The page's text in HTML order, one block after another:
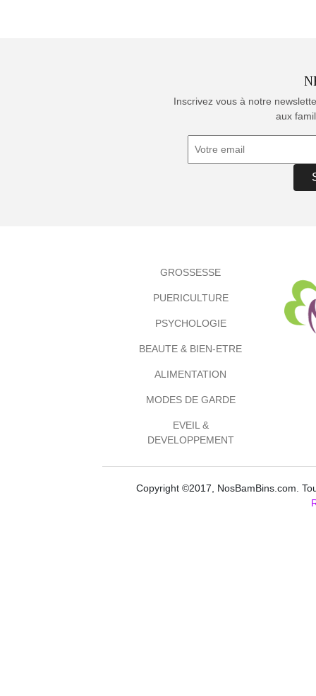
Inscrivez vous à notre
aux
GROSSESSE
PUERICULTURE
PSYCHOLOGIE
BEAUTE & BIEN-ETRE
ALIMENTATION
MODES DE GARDE
EVEIL &
DEVELOPPEMENT
Copyright ©2017, NosBamBins.com.